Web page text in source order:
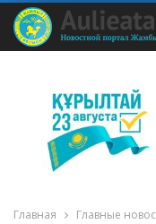
Главная Главные